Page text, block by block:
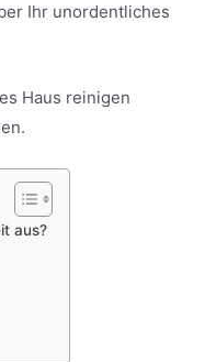
Ihr unordentliches
Haus reinigen
aus?